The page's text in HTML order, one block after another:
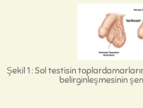
Şekil 1 : Sol testisin
belirginleşmesinin